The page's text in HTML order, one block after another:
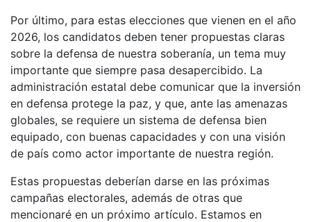
Por último, para estas elecciones que vienen en el año
2026, los candidatos deben tener propuestas claras
sobre la defensa de nuestra soberanía, un tema muy
importante que siempre pasa desapercibido. La
administración estatal debe comunicar que la inversión
en defensa protege la paz, y que, ante las amenazas
globales, se requiere un sistema de defensa bien
equipado, con buenas capacidades y con una visión
de país como actor importante de nuestra región.
Estas propuestas deberían darse en las próximas
campañas electorales, además de otras que
mencionaré en un próximo artículo. Estamos en